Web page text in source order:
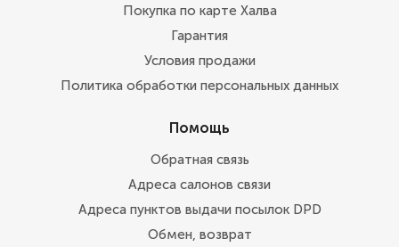
Покупка по карте Халва
Гарантия
Условия продажи
Политика обработки персональных данных
Помощь
Обратная связь
Адреса салонов связи
Адреса пунктов выдачи посылок DPD
Обмен, возврат